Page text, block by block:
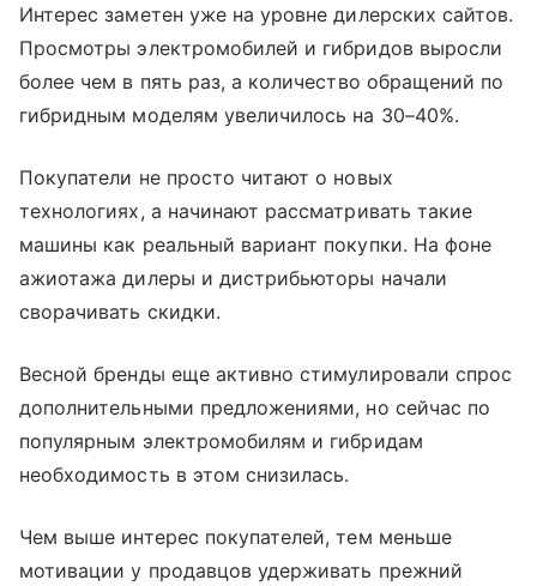
Интерес заметен уже на уровне дилерских сайтов.
Просмотры электромобилей и гибридов выросли
более чем в пять раз, а количество обращений по
гибридным моделям увеличилось на 30–40%.
Покупатели не просто читают о новых
технологиях, а начинают рассматривать такие
машины как реальный вариант покупки. На фоне
ажиотажа дилеры и дистрибьюторы начали
сворачивать скидки.
Весной бренды еще активно стимулировали спрос
дополнительными предложениями, но сейчас по
популярным электромобилям и гибридам
необходимость в этом снизилась.
Чем выше интерес покупателей, тем меньше
мотивации у продавцов удерживать прежний